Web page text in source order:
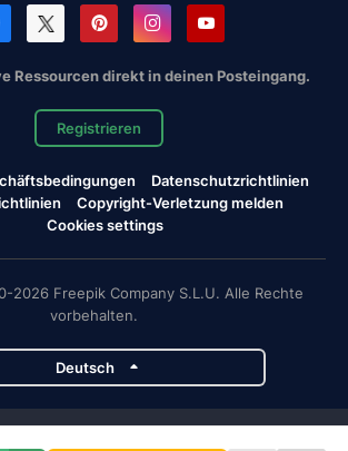
Ressourcen direkt in deinen Posteingang.
Registrieren
Datenschutzrichtlinien
Copyright-Verletzung melden
Cookies settings
2026 Freepik Company S.L.U. Alle Rechte
vorbehalten.
Deutsch